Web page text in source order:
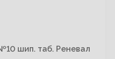
шип. таб. Реневал